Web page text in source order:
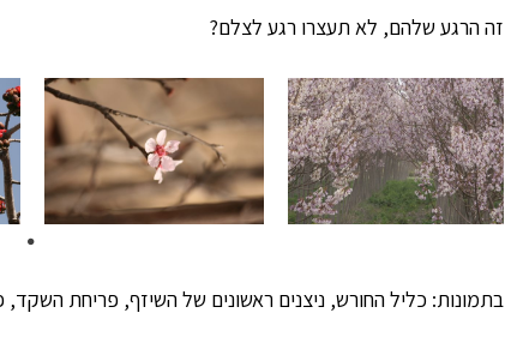
זה הרגע שלהם, לא תעצרו רגע לצלם?
בתמונות: כליל החורש, ניצנים ראשונים של השיזף, פריחת